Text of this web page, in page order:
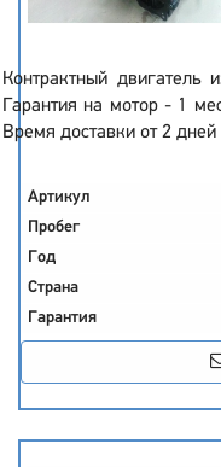
Контрактный
Гарантия на мотор - 1
Время доставки от 2 дней
Артикул
Пробег
Год
Страна
Гарантия